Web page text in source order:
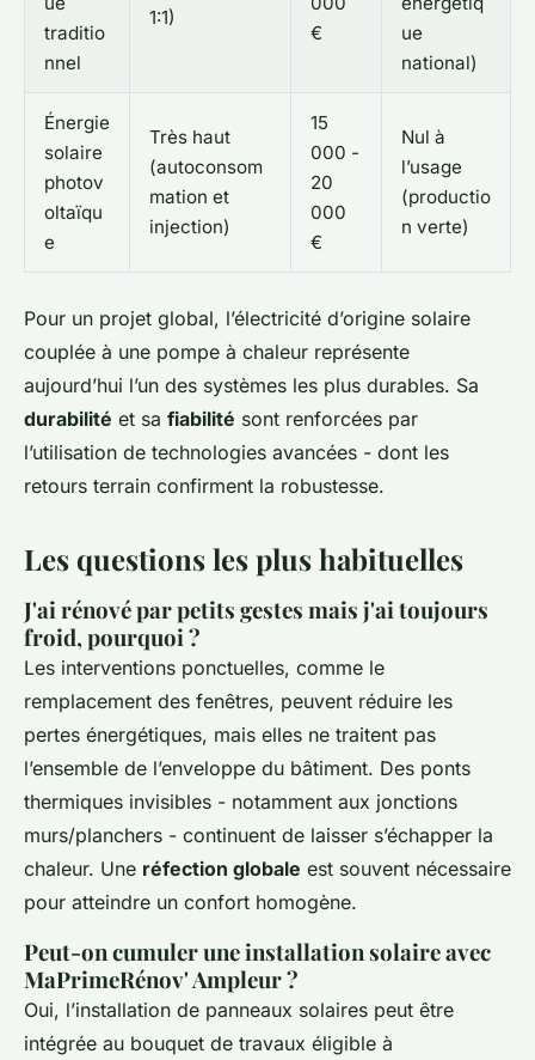
traditio
nnel
1:1)
€
ue
national)
Énergie
solaire
photov
oltaïqu
e
Très haut
(autoconsom
mation et
injection)
15
000 -
20
000
€
Nul à
l’usage
(productio
n verte)
Pour un projet global, l’électricité d’origine solaire
couplée à une pompe à chaleur représente
aujourd’hui l’un des systèmes les plus durables. Sa
durabilité et sa fiabilité sont renforcées par
l’utilisation de technologies avancées - dont les
retours terrain confirment la robustesse.
Les questions les plus habituelles
J'ai rénové par petits gestes mais j'ai toujours
froid, pourquoi ?
Les interventions ponctuelles, comme le
remplacement des fenêtres, peuvent réduire les
pertes énergétiques, mais elles ne traitent pas
l’ensemble de l’enveloppe du bâtiment. Des ponts
thermiques invisibles - notamment aux jonctions
murs/planchers - continuent de laisser s’échapper la
chaleur. Une réfection globale est souvent nécessaire
pour atteindre un confort homogène.
Peut-on cumuler une installation solaire avec
MaPrimeRénov' Ampleur ?
Oui, l’installation de panneaux solaires peut être
intégrée au bouquet de travaux éligible à